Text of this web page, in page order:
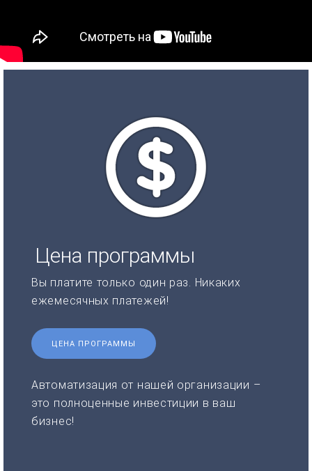
Цена программы
Вы платите только один раз. Никаких
ежемесячных платежей!
ЦЕНА ПРОГРАММЫ
Автоматизация от нашей организации –
это полноценные инвестиции в ваш
бизнес!